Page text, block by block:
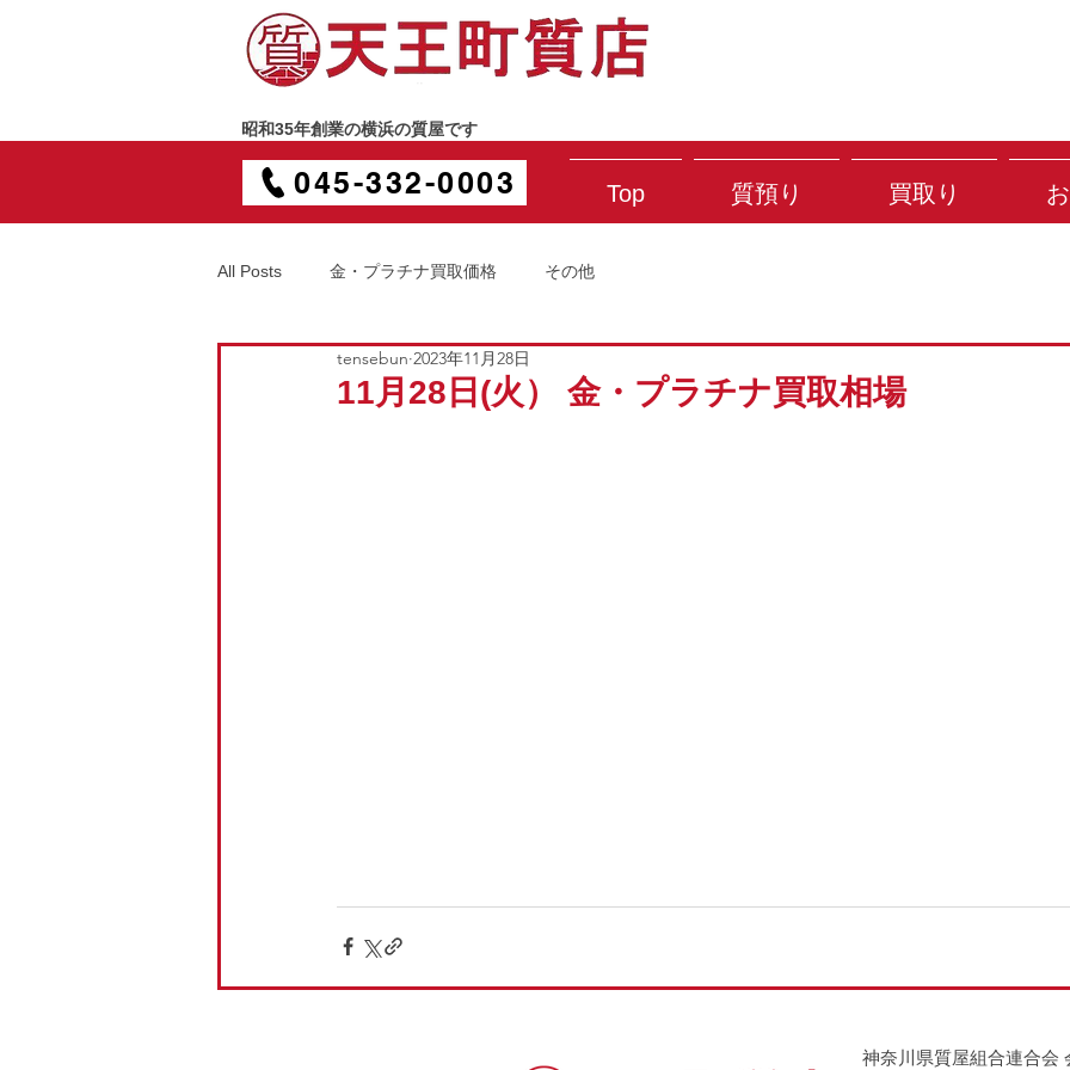
昭和35年創業の横浜の質屋です
045-332-0003 Top 質預り 買取り
All Posts 金・プラチナ買取価格 その他
11月28日(火） 金・プラチナ買取相場
tensebun 2023年11月28日
神奈川県質屋組合連合会